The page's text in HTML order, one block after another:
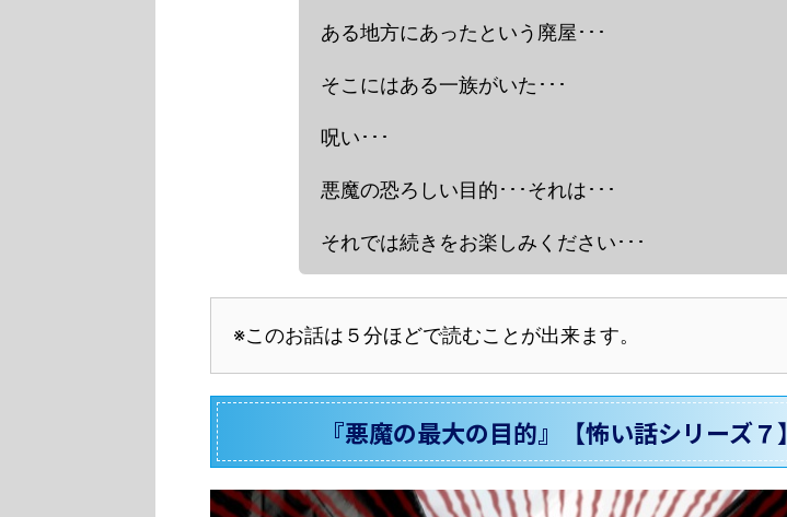
ある地方にあったという廃屋･･･
そこにはある一族がいた･･･
呪い･･･
悪魔の恐ろしい目的･･･それは･･･
それでは続きをお楽しみください･･･
※このお話は５分ほどで読むことが出来ます。
『悪魔の最大の目的』【怖い話シリーズ７】